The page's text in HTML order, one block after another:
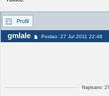
Profil
gmlale Poslao: 27 Jul 2011 22:46
Napisano: